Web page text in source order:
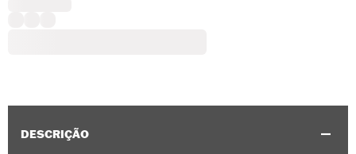
DESCRIÇÃO